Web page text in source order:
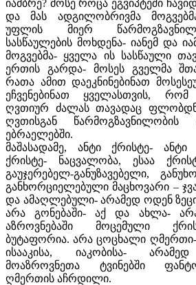
იამბრე? მოსე როცა ეგვიპტეში
და მას ადგილობრივმა
უფლის მიერ
სასწაულების მოხდენა- იანემ და
მოგვებმა- ყველა ის სასწაული
ერთის გარდა- მოსეს გველმა
რათა ამით დაეკნინებინათ
ეჩვენებინათ ყველასთვის,
ღვთიურ ძალას თავადაც
ღვთისგან წარმოგზავნილობის
ებრაელებში.
მაშასადამე, ანტი ქრისტე- ანტი
ქრისტე- ნაცვალობა, ესაა
გაუჯერებელ-განუზავებელი,
განხორციელებული მაცხოვარი –
და ამაღლებული- არამედ ოდენ
არა გონებაში- აქ და ახლა-
აზროვნებაში მოცემული
ბუტაფორია. არა ცოცხალი ღმერთი-
ისააკისა, იაკობისა-
მოაზროვნეთა ტვინებში
ღმერთის აჩრდილი.